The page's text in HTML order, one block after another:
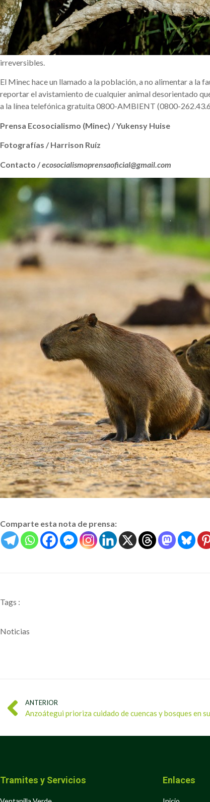
irreversibles.
El Minec hace un llamado a la población, a no alimentar a
reportar el avistamiento de cualquier animal desorientado
a la línea telefónica gratuita 0800-AMBIENT (0800-
Prensa Ecosocialismo (Minec) / Yukensy Huise
Fotografías / Harrison Ruíz
Contacto /ecosocialismoprensaoficial@gmail.com
Comparte esta nota de prensa:
Tags :
Noticias
ANTERIOR
Anzoátegui prioriza cuidado de cuencas y bosques en
Tramites y Servicios Enlaces